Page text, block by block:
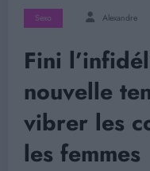
Sexo Alexandre
Fini
nouvelle
vibrer les
les femmes